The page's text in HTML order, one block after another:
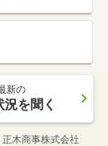
新の
況を聞く
木商事株式会社